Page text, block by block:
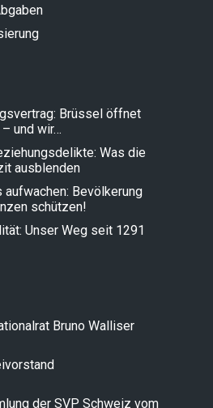
Brüssel öffnet
und wir…
Was die
ausblenden
aufwachen: Bevölkerung
schützen!
Unser Weg seit 1291
Bruno Walliser
der SVP Schweiz vom